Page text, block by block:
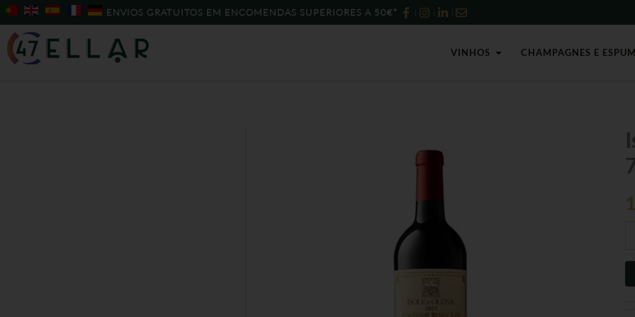
Skip
to
content
ENVIOS GRATUITOS EM ENCOMENDAS SUPERIORES A 50€*
VINHOS Open Vinhos
CHAMPAGNES E
de
e